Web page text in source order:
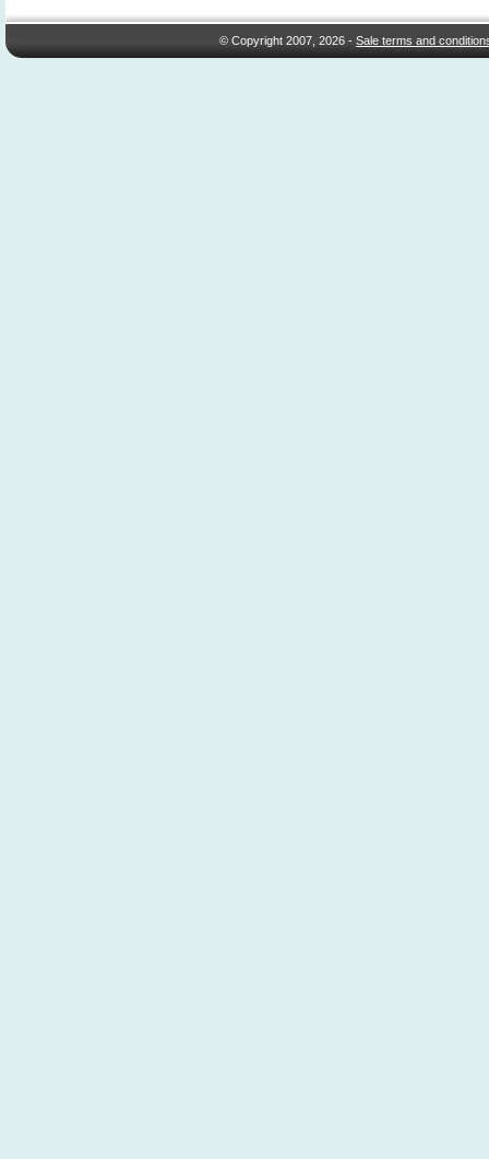
© Copyright 2007, 2026 -Sale terms and